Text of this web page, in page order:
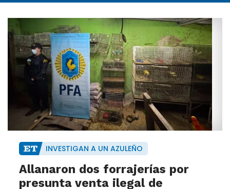
INVESTIGAN A UN AZULEÑO
Allanaron dos forrajerías por
presunta venta ilegal de